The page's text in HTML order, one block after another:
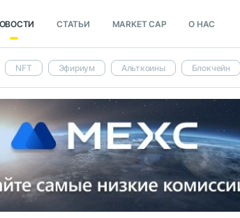
СТАТЬИ MARKET CAP О НАС
NFT Эфириум Альткоины Блокчейн